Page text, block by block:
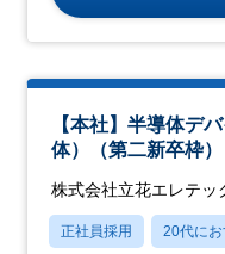
【本社】半導体デ
体）（第二新卒枠）
株式会社立花エレテッ
正社員採用 20代に